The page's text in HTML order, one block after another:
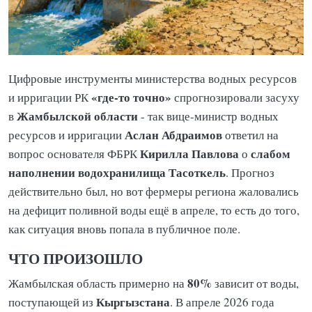
Цифровые инструменты министерства водных ресурсов
и ирригации РК«где-то точно» спрогнозировали засуху
вЖамбылской области- так вице-министр водных
ресурсов и ирригацииАслан Абдраимовответил на
вопрос основателя ФБРККирилла Павловао слабом
наполнении водохранилища Тасоткель. Прогноз
действительно был, но вот фермеры региона жаловались
на дефицит поливной воды ещё в апреле, то есть до того,
как ситуация вновь попала в публичное поле.
ЧТО ПРОИЗОШЛО
Жамбылская область примерно на80% зависит от воды,
поступающей из Кыргызстана. В апреле 2026 года